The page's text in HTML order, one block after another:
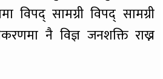
विपद् सामग्री विपद् सामग्री
नै विज्ञ जनशक्ति राख्न